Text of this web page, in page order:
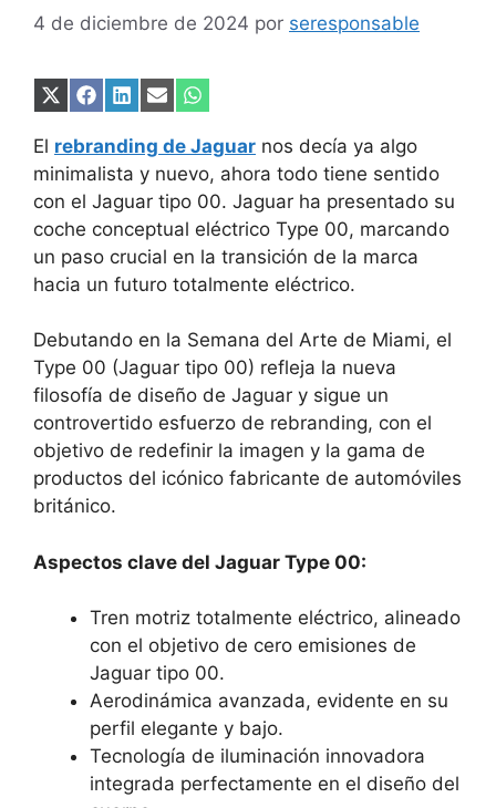
4 de diciembre de 2024 por seresponsable
Compartir
X
(Twitter)
Compartir
Facebook
Compartir
LinkedIn
Compartir
Email
Compartir
WhatsApp
El rebranding de Jaguar nos decía ya algo
minimalista y nuevo, ahora todo tiene sentido
con el Jaguar tipo 00. Jaguar ha presentado su
coche conceptual eléctrico Type 00, marcando
un paso crucial en la transición de la marca
hacia un futuro totalmente eléctrico.
Debutando en la Semana del Arte de Miami, el
Type 00 (Jaguar tipo 00) refleja la nueva
filosofía de diseño de Jaguar y sigue un
controvertido esfuerzo de rebranding, con el
objetivo de redefinir la imagen y la gama de
productos del icónico fabricante de automóviles
británico.
Aspectos clave del Jaguar Type 00:
Tren motriz totalmente eléctrico, alineado
con el objetivo de cero emisiones de
Jaguar tipo 00.
Aerodinámica avanzada, evidente en su
perfil elegante y bajo.
Tecnología de iluminación innovadora
integrada perfectamente en el diseño del